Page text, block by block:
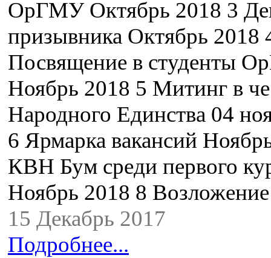
ОрГМУ Октябрь 2018 3
призывника Октябрь 2018
Посвящение в студенты
Ноябрь 2018 5 Митинг в
Народного Единства 04
6 Ярмарка вакансий
КВН Бум среди первого
Ноябрь 2018 8
15 Декабрь 2017
Подробнее...